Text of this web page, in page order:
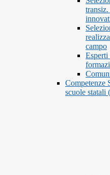
campo
Esperti
Competenze
scuole